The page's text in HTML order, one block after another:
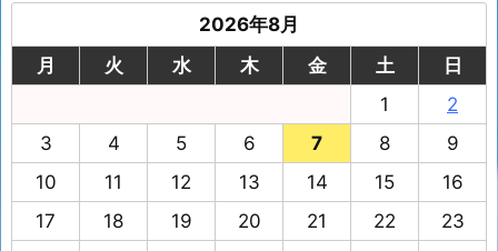
2026年8月
月
火 水 木 金 土
日
1
2
3
4 5 6 7 8
9
10
11 12 13 14 15
16
17
18 19 20 21 22
23